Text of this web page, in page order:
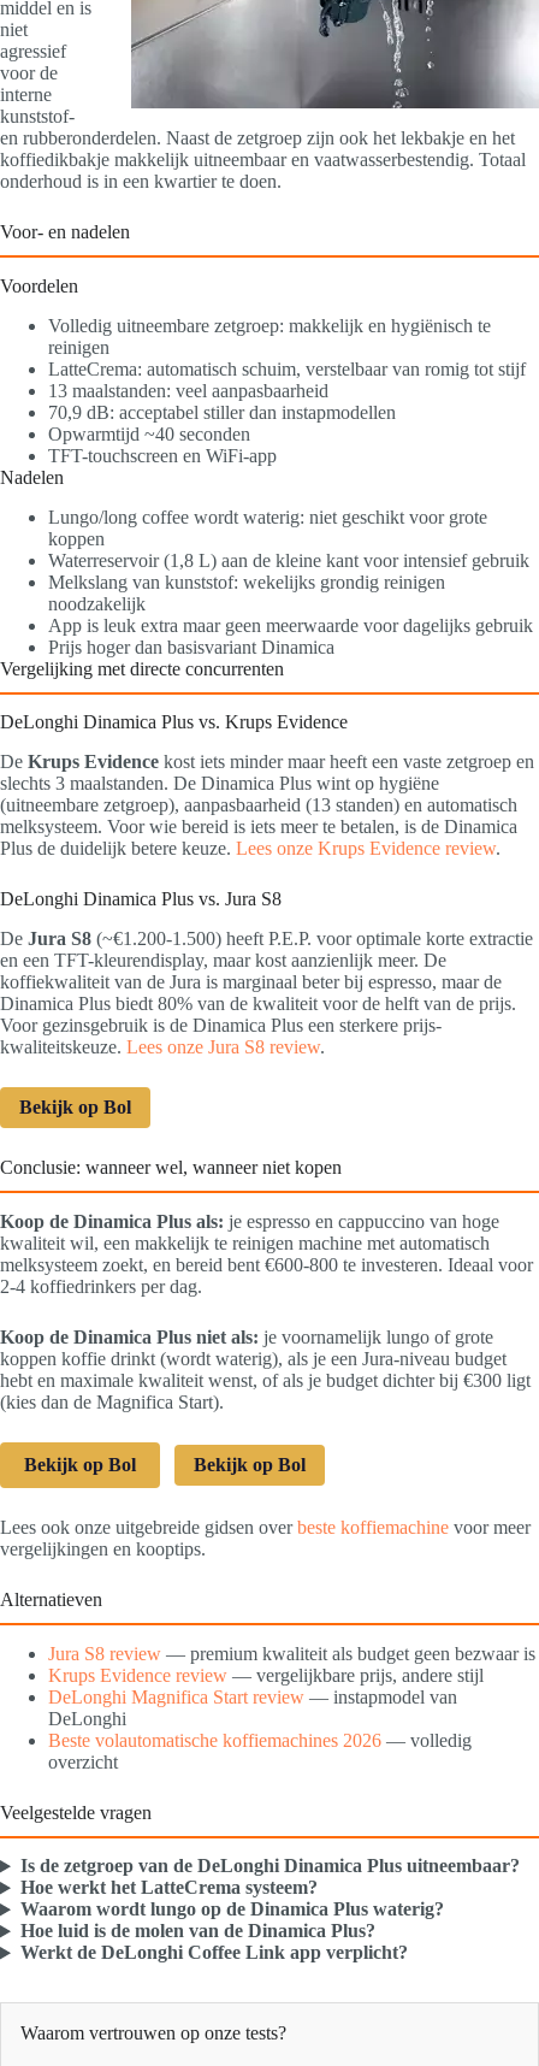
middel en is
niet
agressief
voor de
interne
kunststof-
en rubberonderdelen. Naast de zetgroep zijn ook het lekbakje en het
koffiedikbakje makkelijk uitneembaar en vaatwasserbestendig. Totaal
onderhoud is in een kwartier te doen.
Voor- en nadelen
Voordelen
Volledig uitneembare zetgroep: makkelijk en hygiënisch te
reinigen
LatteCrema: automatisch schuim, verstelbaar van romig tot stijf
13 maalstanden: veel aanpasbaarheid
70,9 dB: acceptabel stiller dan instapmodellen
Opwarmtijd ~40 seconden
TFT-touchscreen en WiFi-app
Nadelen
Lungo/long coffee wordt waterig: niet geschikt voor grote
koppen
Waterreservoir (1,8 L) aan de kleine kant voor intensief gebruik
Melkslang van kunststof: wekelijks grondig reinigen
noodzakelijk
App is leuk extra maar geen meerwaarde voor dagelijks gebruik
Prijs hoger dan basisvariant Dinamica
Vergelijking met directe concurrenten
DeLonghi Dinamica Plus vs. Krups Evidence
De Krups Evidence kost iets minder maar heeft een vaste zetgroep en
slechts 3 maalstanden. De Dinamica Plus wint op hygiëne
(uitneembare zetgroep), aanpasbaarheid (13 standen) en automatisch
melksysteem. Voor wie bereid is iets meer te betalen, is de Dinamica
Plus de duidelijk betere keuze. Lees onze Krups Evidence review.
DeLonghi Dinamica Plus vs. Jura S8
De Jura S8 (~€1.200-1.500) heeft P.E.P. voor optimale korte extractie
en een TFT-kleurendisplay, maar kost aanzienlijk meer. De
koffiekwaliteit van de Jura is marginaal beter bij espresso, maar de
Dinamica Plus biedt 80% van de kwaliteit voor de helft van de prijs.
Voor gezinsgebruik is de Dinamica Plus een sterkere prijs-
kwaliteitskeuze. Lees onze Jura S8 review.
Bekijk op Bol
Conclusie: wanneer wel, wanneer niet kopen
Koop de Dinamica Plus als: je espresso en cappuccino van hoge
kwaliteit wil, een makkelijk te reinigen machine met automatisch
melksysteem zoekt, en bereid bent €600-800 te investeren. Ideaal voor
2-4 koffiedrinkers per dag.
Koop de Dinamica Plus niet als: je voornamelijk lungo of grote
koppen koffie drinkt (wordt waterig), als je een Jura-niveau budget
hebt en maximale kwaliteit wenst, of als je budget dichter bij €300 ligt
(kies dan de Magnifica Start).
Bekijk op Bol Bekijk op Bol
Lees ook onze uitgebreide gidsen overbeste koffiemachine voor meer
vergelijkingen en kooptips.
Alternatieven
Jura S8 review — premium kwaliteit als budget geen bezwaar is
Krups Evidence review — vergelijkbare prijs, andere stijl
DeLonghi Magnifica Start review — instapmodel van
DeLonghi
Beste volautomatische koffiemachines 2026 — volledig
overzicht
Veelgestelde vragen
Is de zetgroep van de DeLonghi Dinamica Plus uitneembaar?
Hoe werkt het LatteCrema systeem?
Waarom wordt lungo op de Dinamica Plus waterig?
Hoe luid is de molen van de Dinamica Plus?
Werkt de DeLonghi Coffee Link app verplicht?
Waarom vertrouwen op onze tests?